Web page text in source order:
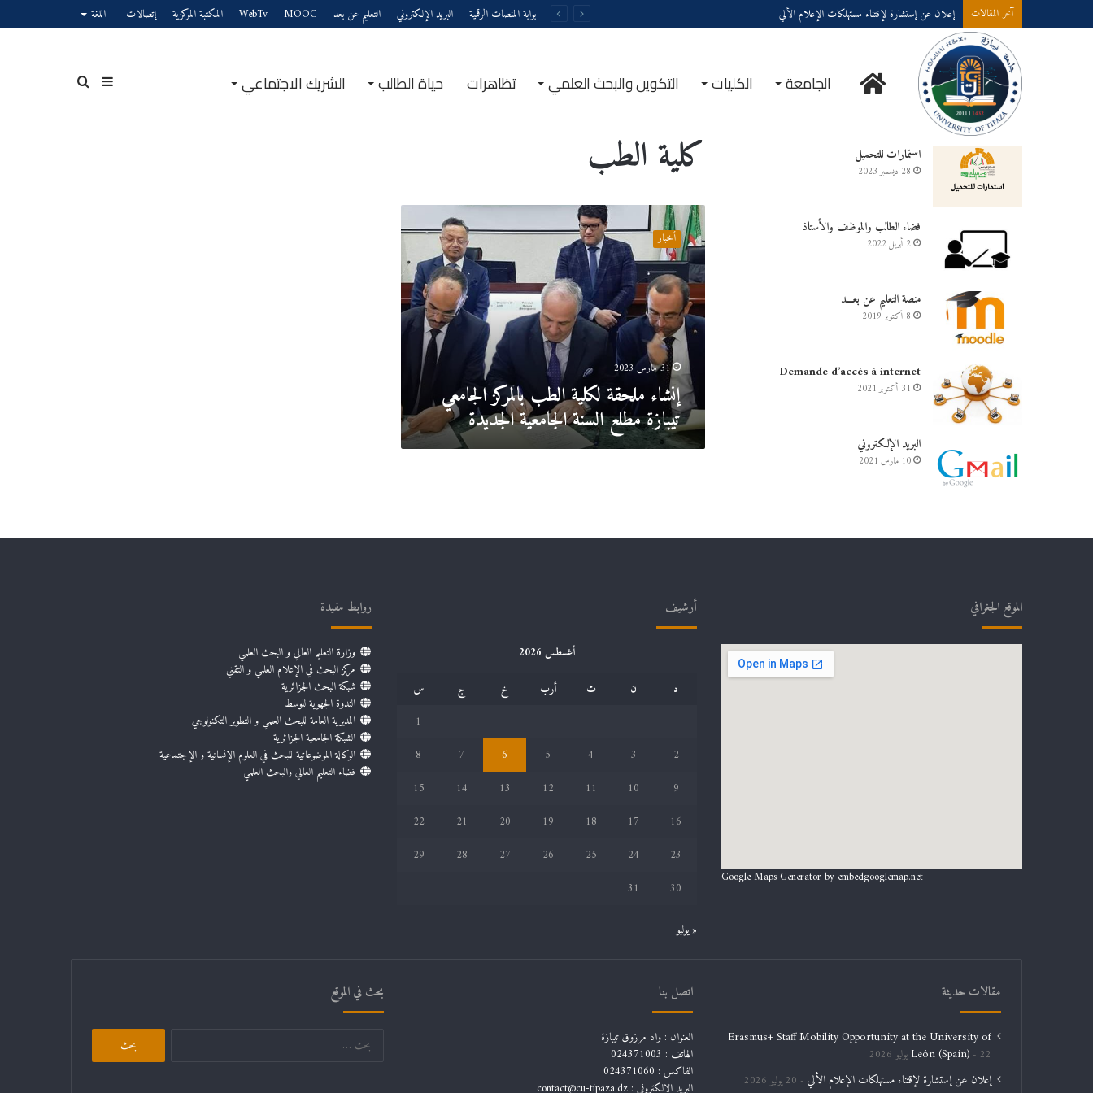
آخر المقالات إعلان عن إستشارة لإقتناء مستهلكات الإعلام الألي بوابة المنصات الرقمية البريد الإلكتروني التعليم عن بعد MOOC
WebTv المكتبة المركزية إتصالات اللغة
الرئيسيةالجامعة الكليات التكوين والبحث العلمي تظاهرات حياة الطالب الشريك الاجتماعي بحثإضافة
كلية الطب
إنشاء
ملحقة
لكلية
الطب
بالمركز
الجامعي
تيبازة
مطلع
الجامعية
الجديدة
أخبار
31 مارس 2023
إنشاء ملحقة لكلية الطب بالمركز الجامعي
تيبازة مطلع السنة الجامعية الجديدة
خدمــــات على الخـط
استمارات للتحميل
28 ديسمبر 2023
فضاء الطالب والموظف والأستاذ
2 أبريل 2022
منصة التعليم عن بعـــد
8 أكتوبر 2019
Demande d’accès à internet
31 أكتوبر 2021
البريد الإلكتروني
10 مارس 2021
الموقع الجغرافي
Google Maps Generator by embedgooglemap.net
أرشيف
أغسطس 2026
د
ن ث أرب خ ج
س
1
2
3
4
5
6
7
8
9
10
11
12
13
14
15
16
17
18
19
20
21
22
23
24
25
26
27
28
29
30
31
« يوليو
روابط مفيدة
وزارة التعليم العالي و البحث العلمي
مركز البحث في الإعلام العلمي و التقني
شبكة البحث الجزائرية
الندوة الجهوية للوسط
المديرية العامة للبحث العلمي و التطوير التكنولوجي
الشبكة الجامعية الجزائرية
الوكالة الموضوعاتية للبحث في العلوم الإنسانية و الإجتماعية
فضاء التعليم العالي والبحث العلمي
مقالات حديثة
Erasmus+ Staff Mobility Opportunity at the University of
León (Spain)
22 يوليو 2026
إعلان عن إستشارة لإقتناء مستهلكات الإعلام الألي 20 يوليو 2026
اتصل بنا
العنوان : واد مرزوق تيبازة
الهاتف : 024371003
الفاكس : 024371060
البريد الإلكتروني :contact@cu-tipaza.dz
بحث في الموقع
البحث